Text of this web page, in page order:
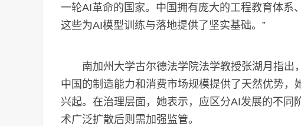
一轮AI革命的国家。中国拥有庞大的工程教育体系
这些为AI模型训练与落地提供了坚实基础。”
南加州大学古尔德法学院法学教授张湖月指出，
中国的制造能力和消费市场规模提供了天然优势，
兴起。在治理层面，她表示，应区分AI发展的不同
术广泛扩散后则需加强监管。